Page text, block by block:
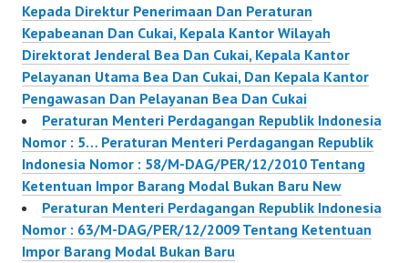
Kepada Direktur Penerimaan Dan Peraturan
Kepabeanan Dan Cukai, Kepala Kantor Wilayah
Direktorat Jenderal Bea Dan Cukai, Kepala Kantor
Pelayanan Utama Bea Dan Cukai, Dan Kepala Kantor
Pengawasan Dan Pelayanan Bea Dan Cukai
Peraturan Menteri Perdagangan Republik Indonesia
Nomor : 5… Peraturan Menteri Perdagangan Republik
Indonesia Nomor : 58/M-DAG/PER/12/2010 Tentang
Ketentuan Impor Barang Modal Bukan Baru New
Peraturan Menteri Perdagangan Republik Indonesia
Nomor : 63/M-DAG/PER/12/2009 Tentang Ketentuan
Impor Barang Modal Bukan Baru